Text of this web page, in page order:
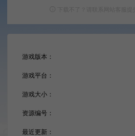
游戏版本：
游戏平台：
游戏大小：
资源编号：
最近更新：